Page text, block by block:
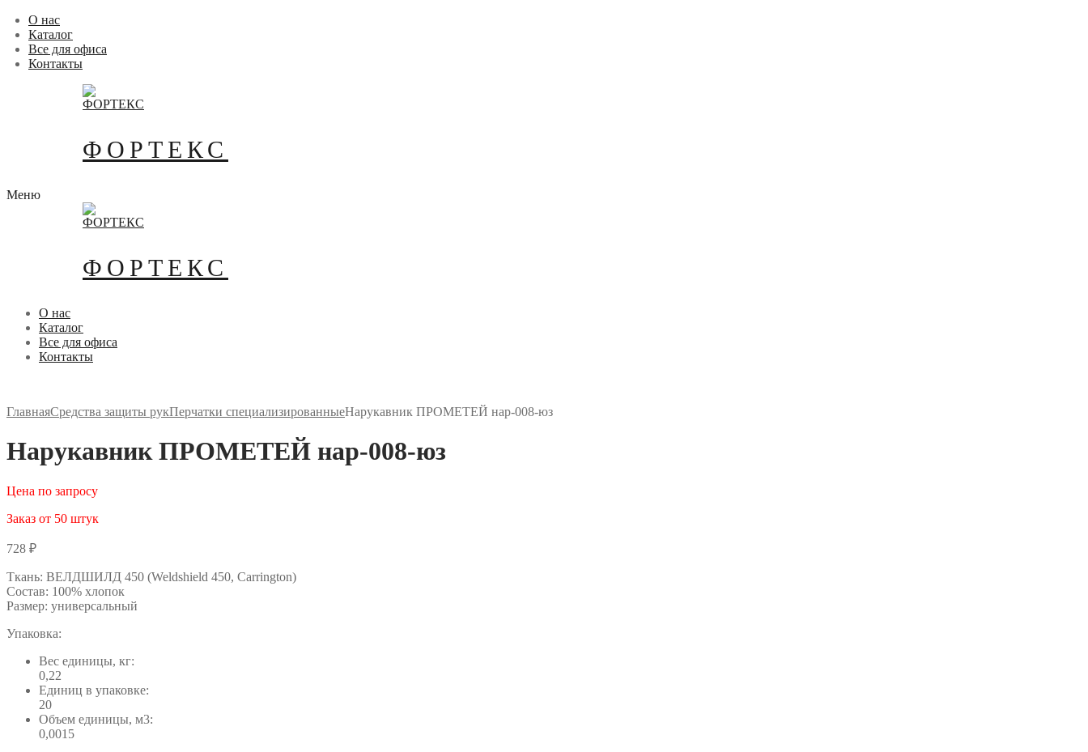
Перейти
содержимому
Меню
Закрыть
О нас
Каталог
Все для офиса
Контакты
ФОРТЕКС
Меню
ФОРТЕКС
О нас
Каталог
Все для офиса
Контакты
ГлавнаяСредства защиты рукПерчатки специализированныеНарукавник ПРОМЕТЕЙ нар-008-юз
Нарукавник ПРОМЕТЕЙ нар-008-юз
Цена по запросу
Заказ от 50 штук
728 ₽
Ткань: ВЕЛДШИЛД 450 (Weldshield 450, Carrington)
Состав: 100% хлопок
Размер: универсальный
Упаковка:
Вес единицы, кг:
0,22
Единиц в упаковке:
20
Объем единицы, м3:
0,0015